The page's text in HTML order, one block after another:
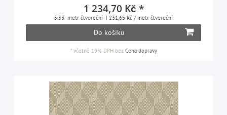
1 234,70 Kč *
5.33 metr čtvereční | 231,65 Kč / metr čtvereční
Do košíku
*včetně 19% DPHbez Cena dopravy